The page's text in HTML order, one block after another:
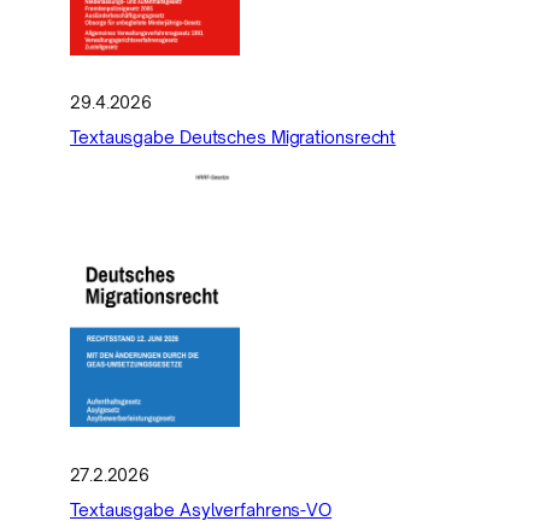
29.4.2026
Textausgabe Deutsches Migrationsrecht
27.2.2026
Textausgabe Asylverfahrens-VO